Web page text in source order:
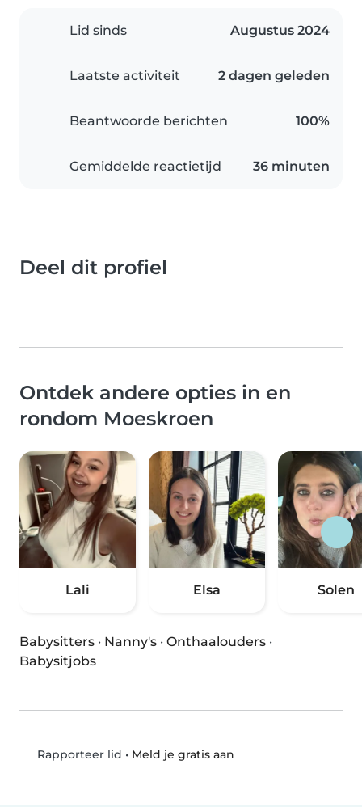
Lid sinds Augustus 2024
Laatste activiteit 2 dagen geleden
Beantwoorde berichten 100%
Gemiddelde reactietijd 36 minuten
Deel dit profiel
Ontdek andere opties in en
rondom Moeskroen
Lali Elsa Solen
Babysitters · Nanny's · Onthaalouders ·
Babysitjobs
Rapporteer lid • Meld je gratis aan